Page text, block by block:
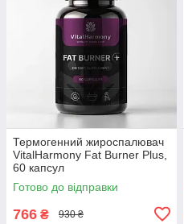
Термогенний жироспалювач
VitalHarmony Fat Burner Plus,
60 капсул
Готово до відправки
766 ₴ 930 ₴